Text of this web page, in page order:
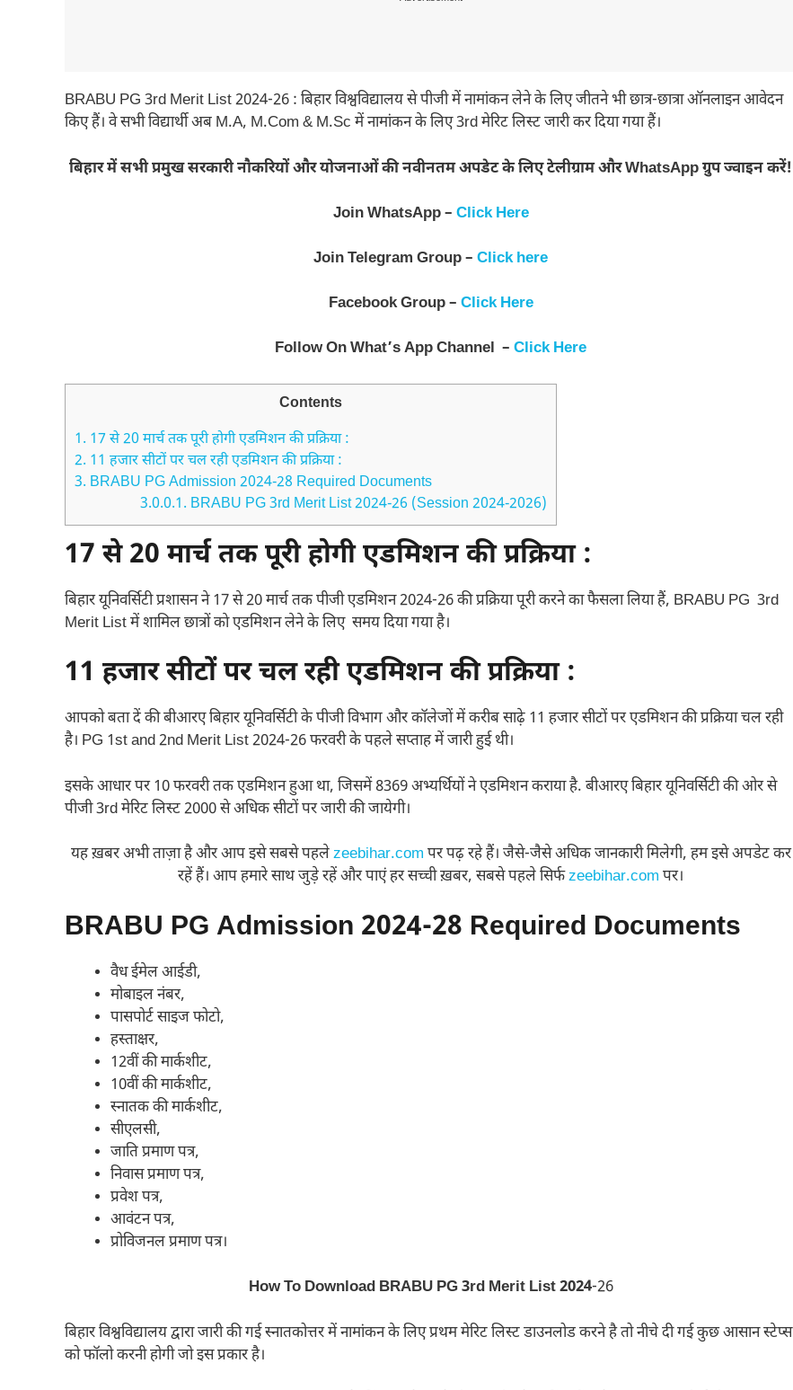
BRABU PG 3rd Merit List 2024-26 : बिहार विश्वविद्यालय से पीजी में नामांकन लेने के लिए जीतने भी छात्र-छात्रा ऑनलाइन आवेदन
किए हैं। वे सभी विद्यार्थी अब M.A, M.Com & M.Sc में नामांकन के लिए 3rd मेरिट लिस्ट जारी कर दिया गया हैं।
बिहार में सभी प्रमुख सरकारी नौकरियों और योजनाओं की नवीनतम अपडेट के लिए टेलीग्राम और WhatsApp ग्रुप ज्वाइन करें!
Join WhatsApp – Click Here
Join Telegram Group – Click here
Facebook Group – Click Here
Follow On What’s App Channel – Click Here
Contents
1. 17 से 20 मार्च तक पूरी होगी एडमिशन की प्रक्रिया :
2. 11 हजार सीटाें पर चल रही एडमिशन की प्रक्रिया :
3. BRABU PG Admission 2024-28 Required Documents
3.0.0.1. BRABU PG 3rd Merit List 2024-26 (Session 2024-2026)
17 से 20 मार्च तक पूरी होगी एडमिशन की प्रक्रिया :
बिहार यूनिवर्सिटी प्रशासन ने 17 से 20 मार्च तक पीजी एडमिशन 2024-26 की प्रक्रिया पूरी करने का फैसला लिया हैं, BRABU PG 3rd
Merit List में शामिल छात्रों काे एडमिशन लेने के लिए समय दिया गया है।
11 हजार सीटाें पर चल रही एडमिशन की प्रक्रिया :
आपको बता दें की बीआरए बिहार यूनिवर्सिटी के पीजी विभाग और काॅलेजाें में करीब साढ़े 11 हजार सीटाें पर एडमिशन की प्रक्रिया चल रही
है। PG 1st and 2nd Merit List 2024-26 फरवरी के पहले सप्ताह में जारी हुई थी।
इसके आधार पर 10 फरवरी तक एडमिशन हुआ था, जिसमें 8369 अभ्यर्थियों ने एडमिशन कराया है. बीआरए बिहार यूनिवर्सिटी की ओर से
पीजी 3rd मेरिट लिस्ट 2000 से अधिक सीटाें पर जारी की जायेगी।
यह ख़बर अभी ताज़ा है और आप इसे सबसे पहलेzeebihar.com पर पढ़ रहे हैं। जैसे-जैसे अधिक जानकारी मिलेगी, हम इसे अपडेट कर
रहें हैं। आप हमारे साथ जुड़े रहें और पाएं हर सच्ची ख़बर, सबसे पहले सिर्फzeebihar.com पर।
BRABU PG Admission 2024-28 Required Documents
वैध ईमेल आईडी,
मोबाइल नंबर,
पासपोर्ट साइज फोटो,
हस्ताक्षर,
12वीं की मार्कशीट,
10वीं की मार्कशीट,
स्नातक की मार्कशीट,
सीएलसी,
जाति प्रमाण पत्र,
निवास प्रमाण पत्र,
प्रवेश पत्र,
आवंटन पत्र,
प्रोविजनल प्रमाण पत्र।
How To Download BRABU PG 3rd Merit List 2024-26
बिहार विश्वविद्यालय द्वारा जारी की गई स्नातकोत्तर में नामांकन के लिए प्रथम मेरिट लिस्ट डाउनलोड करने है तो नीचे दी गई कुछ आसान स्टेप्स
को फॉलो करनी होगी जो इस प्रकार है।